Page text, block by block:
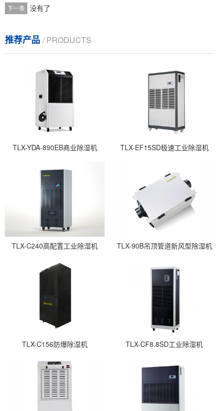
下一条 没有了
推荐产品 / PRODUCTS
TLX-YDA-890EB商业除湿机 TLX-EF15SD极速工业除湿机
TLX-C240高配置工业除湿机 TLX-90B吊顶管道新风型除湿机
TLX-C156防爆除湿机 TLX-CF8.8SD工业除湿机